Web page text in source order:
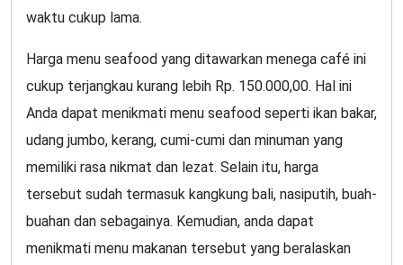
waktu cukup lama.
Harga menu seafood yang ditawarkan menega café ini
cukup terjangkau kurang lebih Rp. 150.000,00. Hal ini
Anda dapat menikmati menu seafood seperti ikan bakar,
udang jumbo, kerang, cumi-cumi dan minuman yang
memiliki rasa nikmat dan lezat. Selain itu, harga
tersebut sudah termasuk kangkung bali, nasiputih, buah-
buahan dan sebagainya. Kemudian, anda dapat
menikmati menu makanan tersebut yang beralaskan